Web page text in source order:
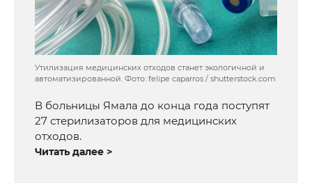
Утилизация медицинских отходов станет экологичной и
автоматизированной. Фото: felipe caparros / shutterstock.com
В больницы Ямала до конца года поступят
27 стерилизаторов для медицинских
отходов.
Читать далее >